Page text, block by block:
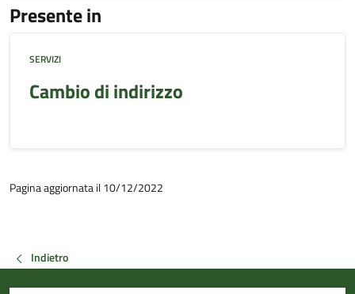
Presente in
SERVIZI
Cambio di indirizzo
Pagina aggiornata il 10/12/2022
Indietro